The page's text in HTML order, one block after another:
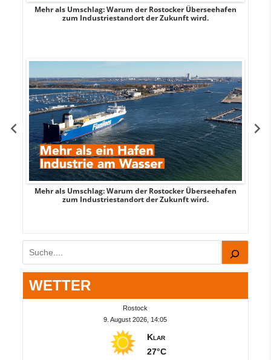
Mehr als Umschlag: Warum der Rostocker Überseehafen
zum Industriestandort der Zukunft wird.
Mehr als Umschlag: Warum der Rostocker Überseehafen
zum Industriestandort der Zukunft wird.
Suchen
WETTER
Rostock
9. August 2026, 14:05
Klar
27°C